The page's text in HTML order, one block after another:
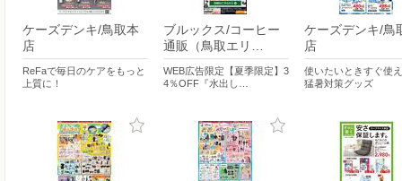
ケーズデンキ/鳥取本
店
ReFaで毎日のケアをもっと
上質に！
ブルックス/コーヒー
通販（鳥取エリ…
WEB広告限定【夏季限定】3
4％OFF『水出し…
ケーズデンキ/鳥
店
使いたいときすぐ使
猛暑対策グッズ